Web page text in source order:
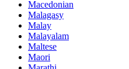
Macedonian
Malagasy
Malay
Malayalam
Maltese
Maori